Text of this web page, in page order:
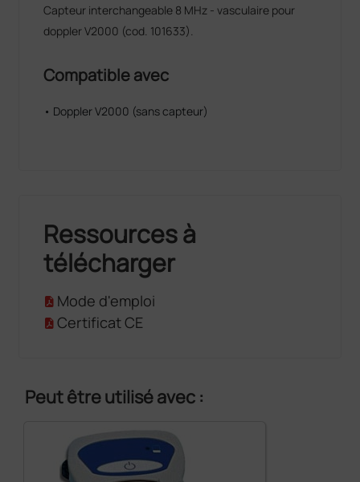
Capteur interchangeable 8 MHz - vasculaire pour
doppler V2000 (cod. 101633).
Compatible avec
• Doppler V2000 (sans capteur)
Ressources à
télécharger
Mode d'emploi
Certificat CE
Peut être utilisé avec :